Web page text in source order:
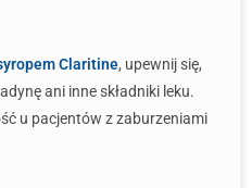
Claritine, upewnij się,
ani inne składniki leku.
u pacjentów z zaburzeniami